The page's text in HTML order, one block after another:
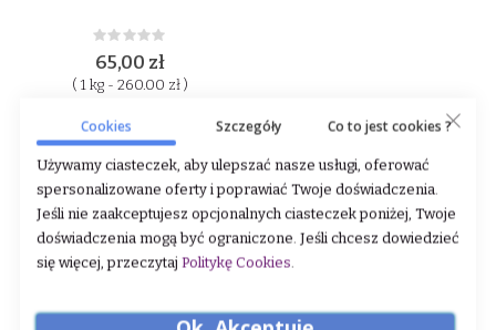
Rating:
0%
65,00 zł
( 1 kg - 260.00 zł )
DODAJ DO KOSZYKA
Cookies Szczegóły Co to jest cookies ?
Używamy ciasteczek, aby ulepszać nasze usługi, oferować
spersonalizowane oferty i poprawiać Twoje doświadczenia.
Jeśli nie zaakceptujesz opcjonalnych ciasteczek poniżej, Twoje
doświadczenia mogą być ograniczone. Jeśli chcesz dowiedzieć
się więcej, przeczytaj Politykę Cookies.